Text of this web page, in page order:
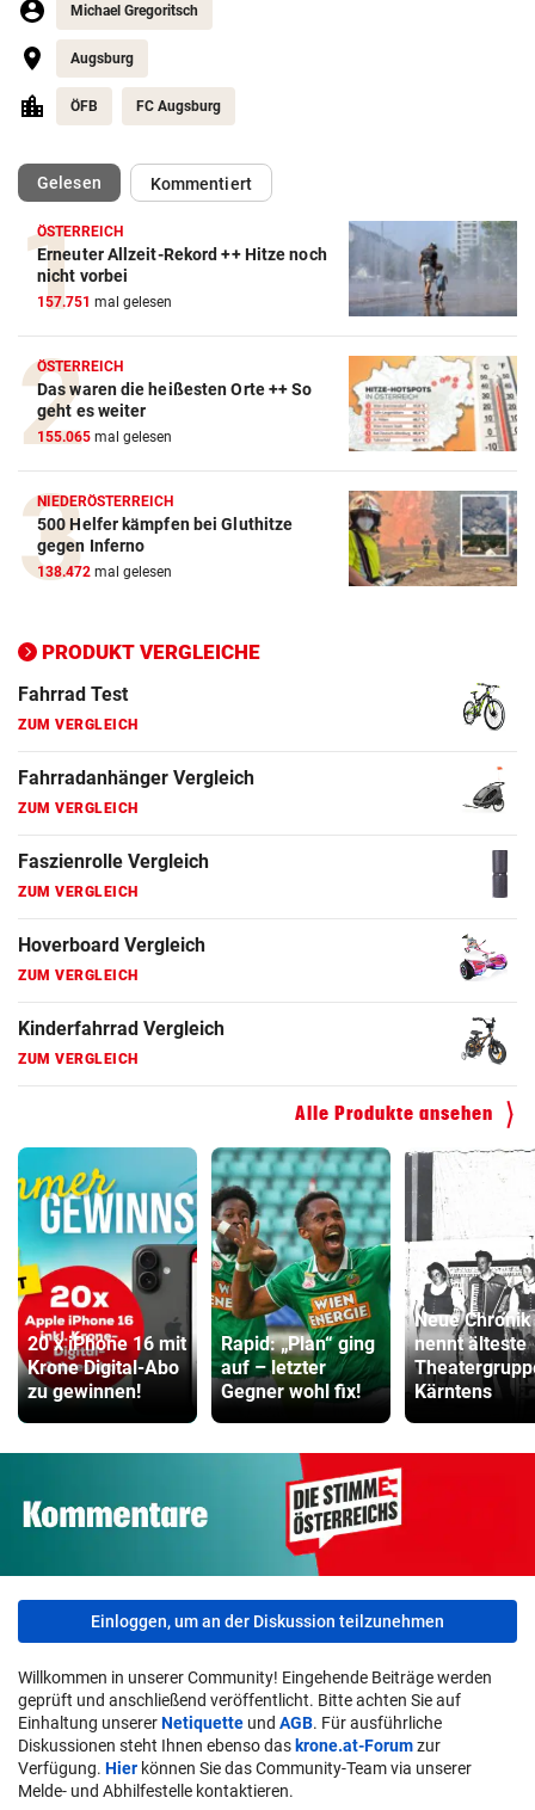
Michael Gregoritsch
Augsburg
ÖFB FC Augsburg
Gelesen(ausgewählt)Kommentiert
ÖSTERREICH
Erneuter Allzeit-Rekord ++ Hitze noch
nicht vorbei
157.751 mal gelesen
ÖSTERREICH
Das waren die heißesten Orte ++ So
geht es weiter
155.065 mal gelesen
NIEDERÖSTERREICH
500 Helfer kämpfen bei Gluthitze
gegen Inferno
138.472 mal gelesen
PRODUKT VERGLEICHE
Crosstrainer Vergleich
ZUM VERGLEICH
E-Bike Vergleich
ZUM VERGLEICH
Elektro-Scooter Vergleich
ZUM VERGLEICH
Ergometer Vergleich
ZUM VERGLEICH
Fahrrad Test
ZUM VERGLEICH
Faszienrolle Vergleich
ZUM VERGLEICH
Hoverboard Vergleich
ZUM VERGLEICH
Kinderfahrrad Vergleich
ZUM VERGLEICH
Alle Produkte ansehen
20 x iPhone 16 mit
Krone Digital-Abo
zu gewinnen!
Rapid: „Plan“ ging
auf – letzter
Gegner wohl fix!
Neue Chronik
nennt älteste
Kärntens
Einloggen, um an der Diskussion teilzunehmen
Willkommen in unserer Community! Eingehende Beiträge werden
geprüft und anschließend veröffentlicht. Bitte achten Sie auf
Einhaltung unsererNetiquette und AGB. Für ausführliche
Diskussionen steht Ihnen ebenso das krone.at-Forumzur
Verfügung. Hier können Sie das Community-Team via unserer
Melde- und Abhilfestelle kontaktieren.